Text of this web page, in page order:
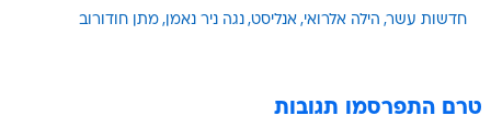
חדשות עשר הילה אלרואי אנליסט נגה ניר נאמן מתן חודורוב
טרם התפרסמו תגובות